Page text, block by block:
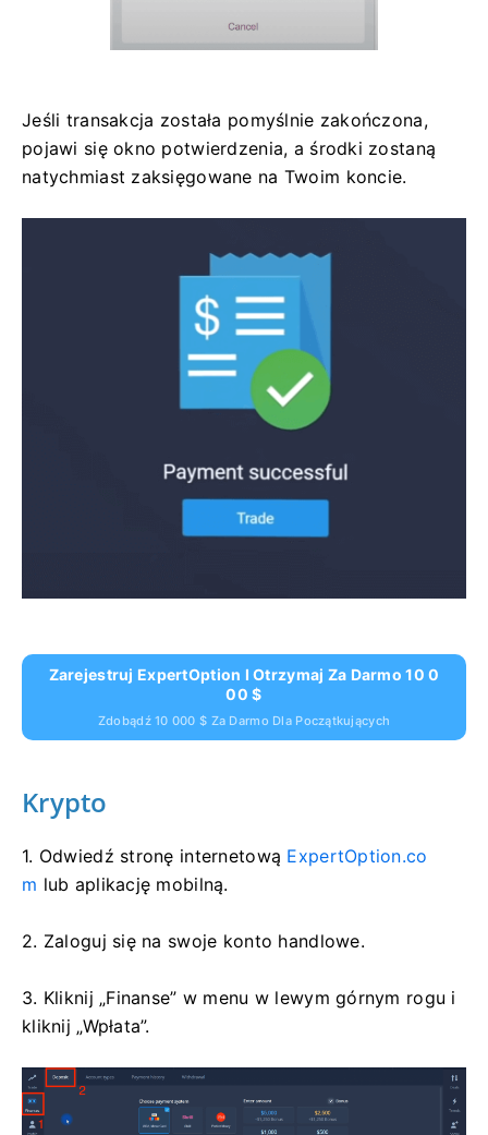
Jeśli transakcja została pomyślnie zakończona,
pojawi się okno potwierdzenia, a środki zostaną
natychmiast zaksięgowane na Twoim koncie.
Zarejestruj ExpertOption I Otrzymaj Za Darmo 10 0
00 $
Zdobądź 10 000 $ Za Darmo Dla Początkujących
Krypto
1. Odwiedź stronę internetową ExpertOption.co
m lub aplikację mobilną.
2. Zaloguj się na swoje konto handlowe.
3. Kliknij „Finanse” w menu w lewym górnym rogu i
kliknij „Wpłata”.